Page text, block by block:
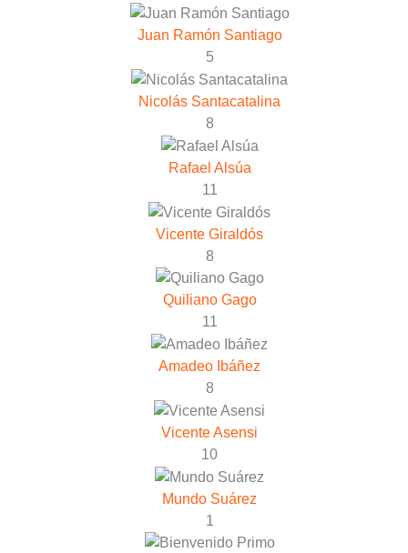
Juan Ramón Santiago
5
Nicolás Santacatalina
8
Rafael Alsúa
11
Vicente Giraldós
8
Quiliano Gago
11
Amadeo Ibáñez
8
Vicente Asensi
10
Mundo Suárez
1